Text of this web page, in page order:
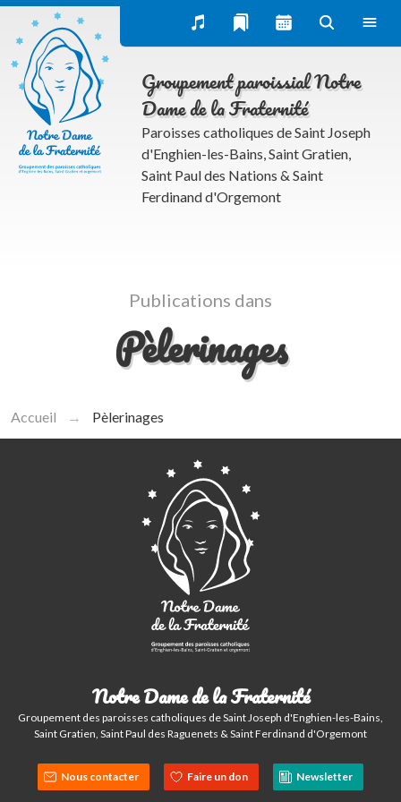
Accueil du mardi, mercredi, jeudi & semeur camp
Inscriptions au patronage MP3 pour les 6-15 ans
Partager adultes & familles
Pèlerinage paroissiaux
Conférences – programme 2026-2027
La Table des 30-50
Espace Charles Péguy
Œcuménisme et dialogues interreligieux
Publications
Homélies dominicales
Bulletin paroissial (Trait d’union) et actualités du
groupement NDF
Inscription à la newsletter
La rubrique spirituelle
Donner à l’Eglise
Groupement paroissial Notre
Dame de la Fraternité
Paroisses catholiques de Saint Joseph
d'Enghien-les-Bains, Saint Gratien,
Saint Paul des Nations & Saint
Ferdinand d'Orgemont
Publications dans
Pèlerinages
Accueil Pèlerinages
Notre Dame de la Fraternité
Groupement des paroisses catholiques de Saint Joseph d'Enghien-les-Bains,
Saint Gratien, Saint Paul des Raguenets & Saint Ferdinand d'Orgemont
Nous contacter Faire un don Newsletter